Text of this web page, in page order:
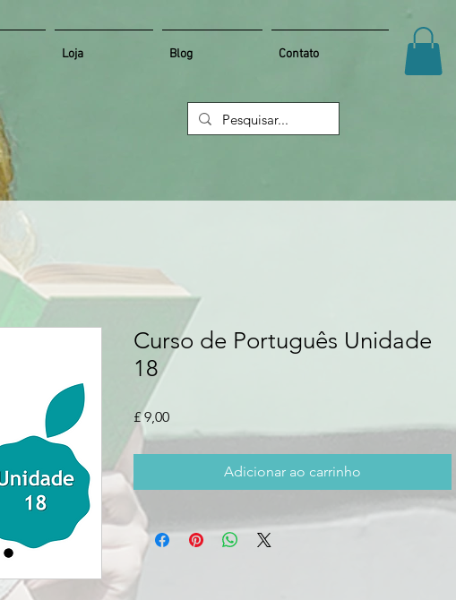
Loja Blog Contato
Curso de Português Unidade
18
£ 9,00Preço
Adicionar ao carrinho